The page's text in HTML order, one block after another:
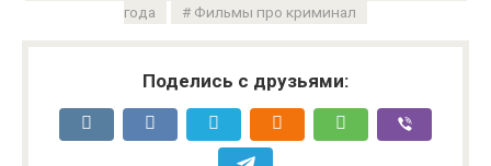
года
Фильмы про криминал
Поделись с друзьями: